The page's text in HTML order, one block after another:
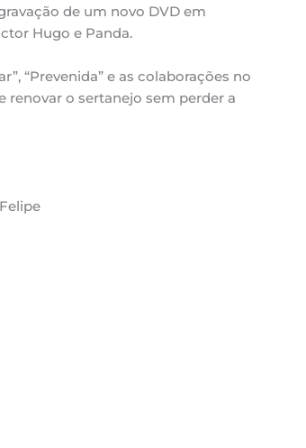
de um novo DVD em
Hugo e Panda.
“Prevenida” e as colaborações no
renovar o sertanejo sem perder a